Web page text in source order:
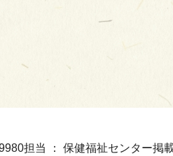
担当 ： 保健福祉センター掲